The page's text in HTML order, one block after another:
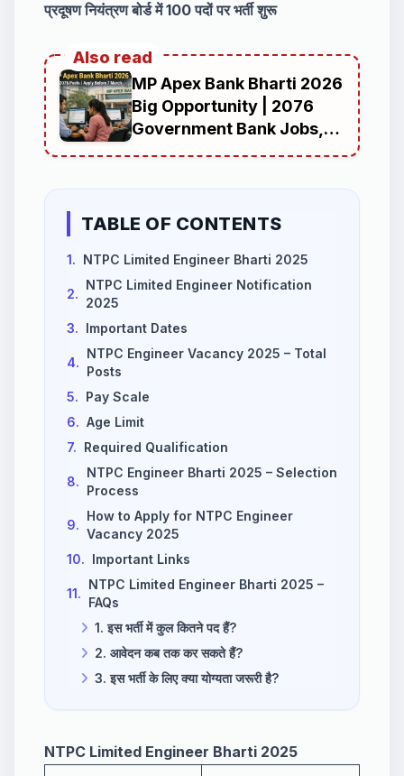
प्रदूषण नियंत्रण बोर्ड में 100 पदों पर भर्ती शुरू
Also read
MP Apex Bank Bharti 2026
Big Opportunity | 2076
Government Bank Jobs,
Don’t Miss 7 March
TABLE OF CONTENTS
1. NTPC Limited Engineer Bharti 2025
2.
NTPC Limited Engineer Notification
2025
3. Important Dates
4.
NTPC Engineer Vacancy 2025 – Total
Posts
5. Pay Scale
6. Age Limit
7. Required Qualification
8.
NTPC Engineer Bharti 2025 – Selection
Process
9.
How to Apply for NTPC Engineer
Vacancy 2025
10. Important Links
11.
NTPC Limited Engineer Bharti 2025 –
FAQs
1. इस भर्ती में कुल कितने पद हैं?
2. आवेदन कब तक कर सकते हैं?
3. इस भर्ती के लिए क्या योग्यता जरूरी है?
NTPC Limited Engineer Bharti 2025